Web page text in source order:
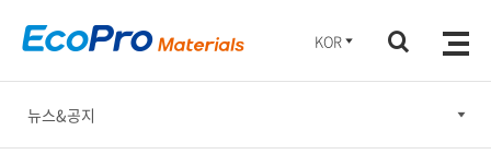
KOR
뉴스&공지